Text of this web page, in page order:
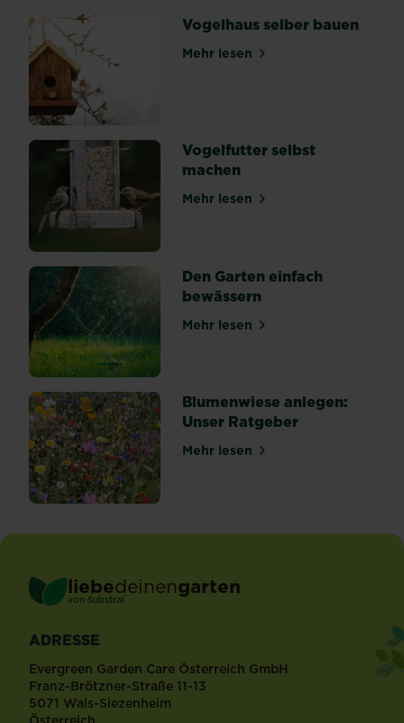
ein
alter
Baumstumpf
im
Weg
steht,
hast
mehrere
Möglichkeiten.
Doch
nicht
alle
sind
geeignet.
Den...
Vogelhaus selber bauen
Mehr lesenüber Vogelhaus selber
Vogelfutter selbst
machen
Mehr lesenüber Vogelfutter selbst
Den Garten einfach
bewässern
Mehr lesenüber Den Garten einfach
Blumenwiese anlegen:
Unser Ratgeber
Mehr lesenüber Blumenwiese
liebedeinengarten
von Substral ®
ADRESSE
Evergreen Garden Care Österreich GmbH
Franz-Brötzner-Straße 11-13
5071 Wals-Siezenheim